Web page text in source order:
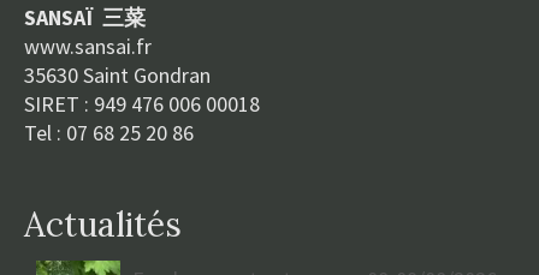
SANSAÏ 三菜
www.sansai.fr
35630 Saint Gondran
SIRET : 949 476 006 00018
Tel : 07 68 25 20 86
Actualités